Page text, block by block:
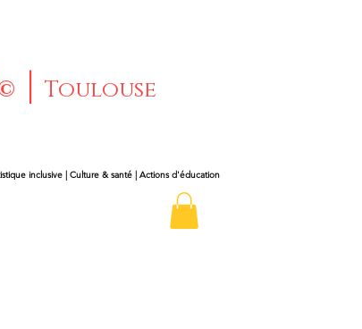
| Toulouse
inclusive | Culture & santé | Actions d'éducation